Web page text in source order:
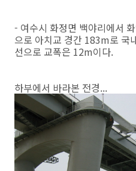
- 여수시 화정면 백야리에서
으로 아치교 경간 183m로 국
선으로 교폭은 12m이다.
하부에서 바라본 전경...